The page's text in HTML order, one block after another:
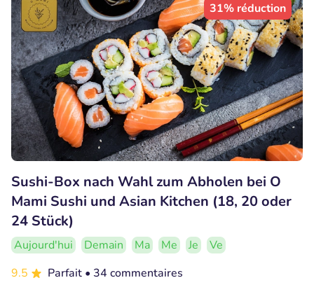
31% réduction
Sushi-Box nach Wahl zum Abholen bei O
Mami Sushi und Asian Kitchen (18, 20 oder
24 Stück)
Aujourd'hui Demain Ma Me Je
Ve
9.5
Parfait • 34 commentaires